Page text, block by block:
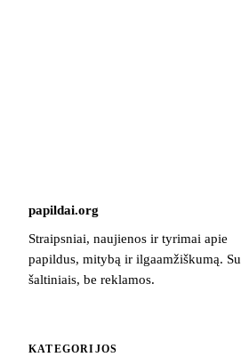
papildai.org
Straipsniai, naujienos ir tyrimai apie
papildus, mitybą ir ilgaamžiškumą. Su
šaltiniais, be reklamos.
KATEGORIJOS